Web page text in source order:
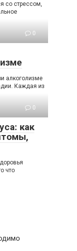
со стрессом,
0
алкоголизме
Каждая из
0
как
что